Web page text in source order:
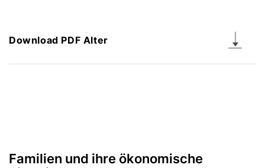
Download PDF Alter
Familien und ihre ökonomische